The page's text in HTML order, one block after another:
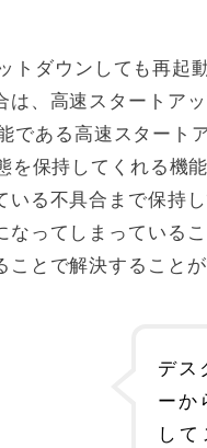
トダウンしても再起
、高速スタートア
である高速スタート
を保持してくれる機
いる不具合まで保持
なってしまっている
とで解決することが
デス
ーか
し